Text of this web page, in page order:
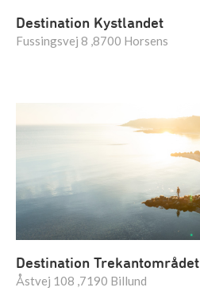
Destination Kystlandet
Fussingsvej 8 ,8700 Horsens
Destination Trekantområdet
Åstvej 108 ,7190 Billund